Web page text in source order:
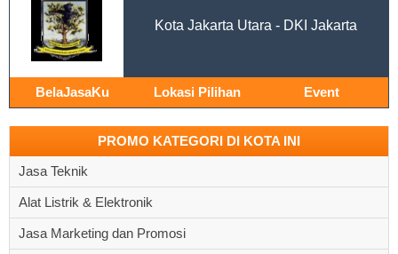
Kota Jakarta Utara - DKI Jakarta
BelaJasaKu Lokasi Pilihan Event
PROMO KATEGORI DI KOTA INI
Jasa Teknik
Alat Listrik & Elektronik
Jasa Marketing dan Promosi